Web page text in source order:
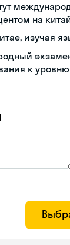
на
изучая
экзамен
к уровню